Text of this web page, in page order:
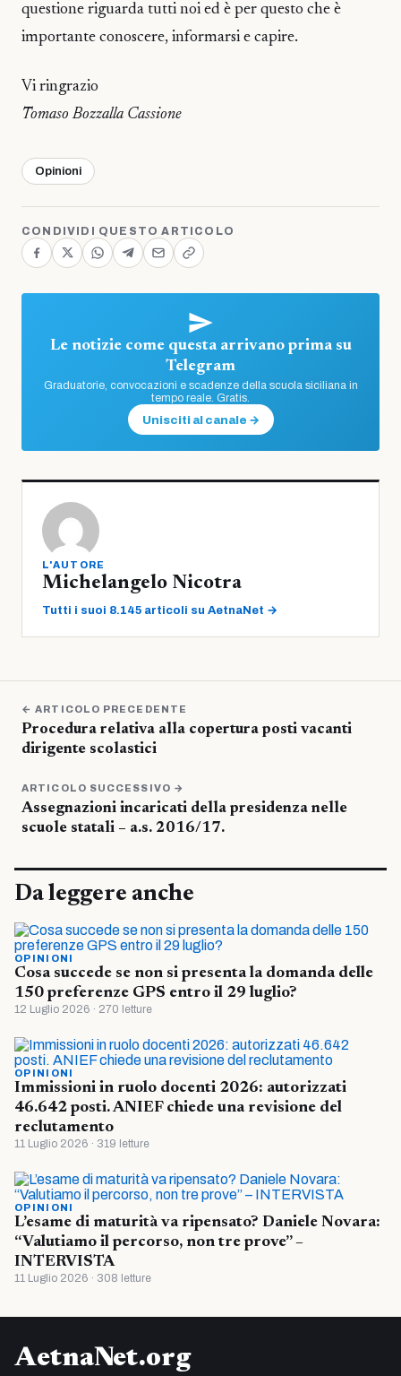
questione riguarda tutti noi ed è per questo che è
importante conoscere, informarsi e capire.
Vi ringrazio
Tomaso Bozzalla Cassione
Opinioni
CONDIVIDI QUESTO ARTICOLO
Le notizie come questa arrivano prima su
Telegram
Graduatorie, convocazioni e scadenze della scuola siciliana in
tempo reale. Gratis.
Unisciti al canale →
L'AUTORE
Michelangelo Nicotra
Tutti i suoi 8.145 articoli su AetnaNet →
← ARTICOLO PRECEDENTE
Procedura relativa alla copertura posti vacanti
dirigente scolastici
ARTICOLO SUCCESSIVO →
Assegnazioni incaricati della presidenza nelle
scuole statali – a.s. 2016/17.
Da leggere anche
OPINIONI
Cosa succede se non si presenta la domanda delle
150 preferenze GPS entro il 29 luglio?
12 Luglio 2026 · 270 letture
OPINIONI
Immissioni in ruolo docenti 2026: autorizzati
46.642 posti. ANIEF chiede una revisione del
reclutamento
11 Luglio 2026 · 319 letture
OPINIONI
L’esame di maturità va ripensato? Daniele Novara:
“Valutiamo il percorso, non tre prove” –
INTERVISTA
11 Luglio 2026 · 308 letture
AetnaNet.org